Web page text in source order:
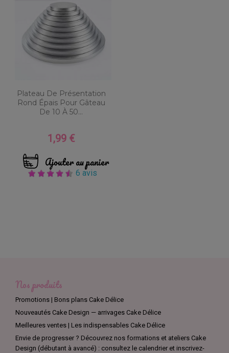
Plateau De Présentation
Rond Épais Pour Gâteau
De 10 À 50...
Prix
1,99 €
Ajouter au panier
6 avis
Nos produits
Promotions | Bons plans Cake Délice
Nouveautés Cake Design — arrivages Cake Délice
Meilleures ventes | Les indispensables Cake Délice
Envie de progresser ? Découvrez nos formations et ateliers Cake
Design (débutant à avancé) : consultez le calendrier et inscrivez-